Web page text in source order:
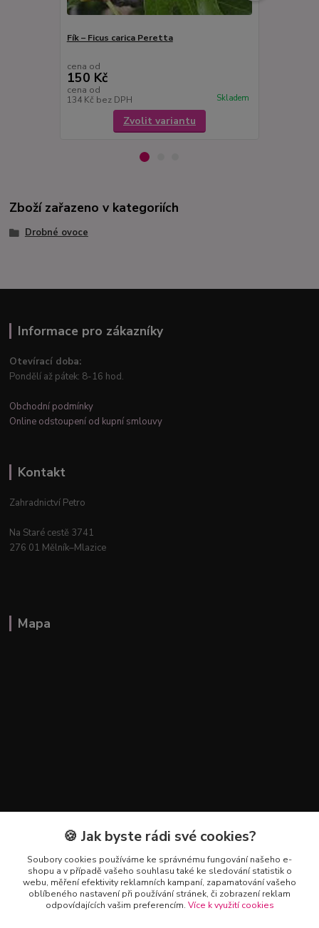
Fík – Ficus carica Peretta
cena od
150 Kč
cena od
134 Kč bez DPH Skladem
Zvolit variantu
Zboží zařazeno v kategoriích
Drobné ovoce
Informace pro zákazníky
Otevírací doba:
Pondělí až pátek: 8-16 hod.
Obchodní podmínky
Online odstoupení od kupní smlouvy
Kontakt
Zahradnictví Petro
Na Staré cestě 3741
276 01 Mělník–Mlazice
Mapa
Kontakty
+420 602 223 614
info@zahradnictvipetro.cz
🍪 Jak byste rádi své cookies?
Soubory cookies používáme ke správnému fungování našeho e-
shopu a v případě vašeho souhlasu také ke sledování statistik o
webu, měření efektivity reklamních kampaní, zapamatování vašeho
oblíbeného nastavení při používání stránek, či zobrazení reklam
odpovídajících vašim preferencím. Více k využití cookies